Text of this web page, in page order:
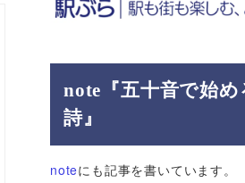
note『五十音で始め
詩』
noteにも記事を書いています。